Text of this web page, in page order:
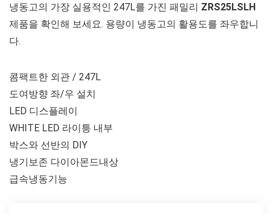
냉동고의 가장 실용적인 247L를 가진 패밀리 ZRS25LSLH
제품을 확인해 보세요. 용량이 냉동고의 활용도를 좌우합니
다.
콤팩트한 외관 / 247L
도여방향 좌/우 설치
LED 디스플레이
WHITE LED 라이틍 내부
박스와 선반의 DIY
냉기보존 다이아몬드내상
급속냉동기능